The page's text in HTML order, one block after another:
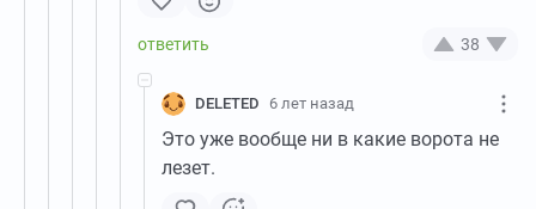
38
DELETED 6 лет назад
Это уже вообще ни в какие ворота не
лезет.